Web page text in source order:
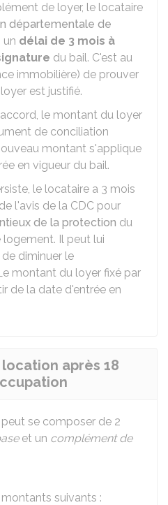
de loyer, le locataire
départementale de
un délai de 3 mois à
du bail. C'est au
immobilière) de prouver
est justifié.
le montant du loyer
de conciliation
montant s'applique
en vigueur du bail.
le locataire a 3 mois
l'avis de la CDC pour
de la protection du
Il peut lui
diminuer le
montant du loyer fixé par
de la date d'entrée en
après 18
se composer de 2
et un complément de
suivants :